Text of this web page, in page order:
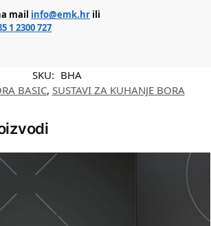
mail info@emk.hr ili
1 2300 727
SKU: BHA
BASIC, SUSTAVI ZA KUHANJE BORA